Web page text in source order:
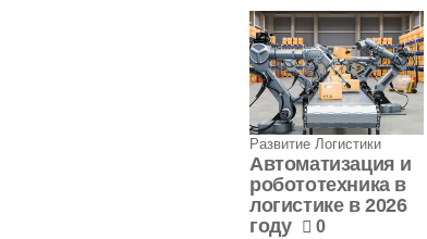
Развитие Логистики
Автоматизация и
робототехника в
логистике в 2026
году
0